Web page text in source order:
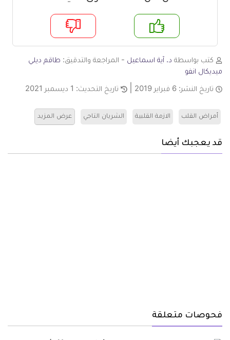
لا
كتب بواسطة د. آية اسماعيل - المراجعة والتدقيق: طاقم ديلي
ميديكال انفو
تاريخ النشر: 6 فبراير 2019 تاريخ التحديث: 1 ديسمبر 2021
أمراض القلب الازمة القلبية الشريان التاجي عرض المزيد
قد يعجبك أيضا
فحوصات متعلقة